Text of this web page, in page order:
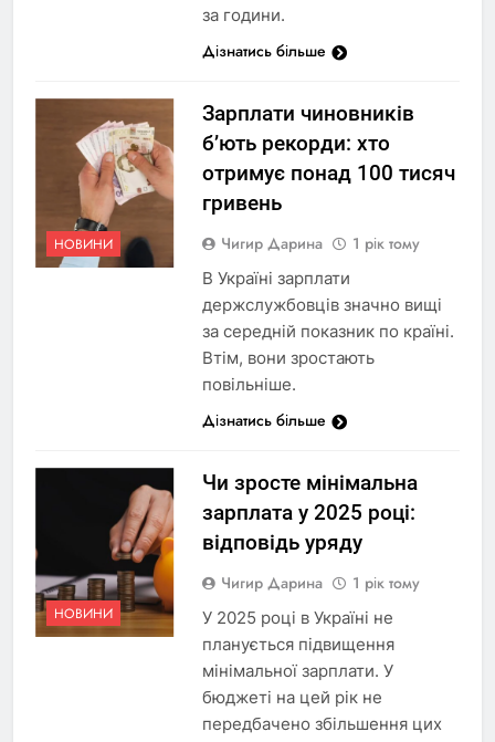
за години.
Дізнатись більше
НОВИНИ
Зарплати чиновників
б’ють рекорди: хто
отримує понад 100 тисяч
гривень
Чигир Дарина 1 рік тому
В Україні зарплати
держслужбовців значно вищі
за середній показник по країні.
Втім, вони зростають
повільніше.
Дізнатись більше
НОВИНИ
Чи зросте мінімальна
зарплата у 2025 році:
відповідь уряду
Чигир Дарина 1 рік тому
У 2025 році в Україні не
планується підвищення
мінімальної зарплати. У
бюджеті на цей рік не
передбачено збільшення цих